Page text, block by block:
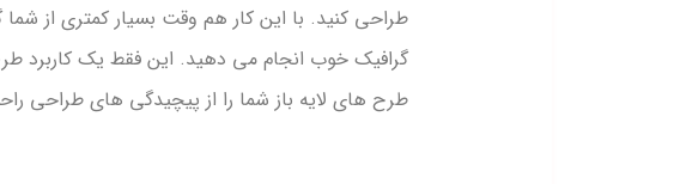
طراحی کنید. با این کار هم وقت بسیار کمتری از
گرافیک خوب انجام می دهید. این فقط یک کاربرد طرح
طرح های لایه باز شما را از پیچیدگی های طراحی